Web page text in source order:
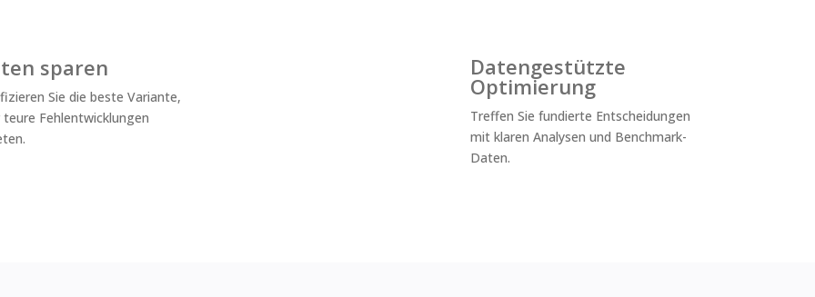
sparen
Sie die beste Variante,
teure Fehlentwicklungen
Datengestützte
Optimierung
Treffen Sie fundierte Entscheidungen
mit klaren Analysen und Benchmark-
Daten.